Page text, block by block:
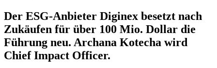
Der ESG-Anbieter Diginex besetzt nach
Zukäufen für über 100 Mio. Dollar die
Führung neu. Archana Kotecha wird
Chief Impact Officer.